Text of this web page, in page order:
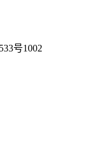
号1002